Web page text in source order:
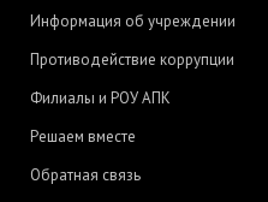
Информация об учреждении
Противодействие коррупции
Филиалы и РОУ АПК
Решаем вместе
Обратная связь